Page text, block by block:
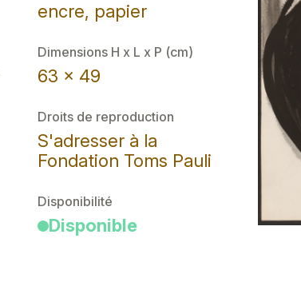
encre, papier
Dimensions H x L x P (cm)
63 x 49
Droits de reproduction
S'adresser à la
Fondation Toms Pauli
Disponibilité
Disponible